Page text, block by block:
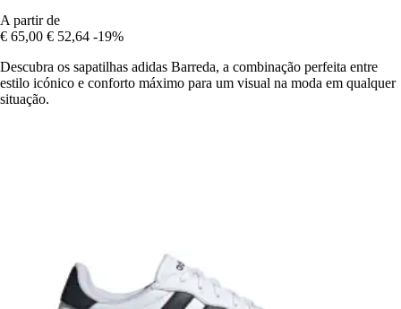
A partir de
€ 65,00 € 52,64 -19%
Descubra os sapatilhas adidas Barreda, a combinação perfeita entre
estilo icónico e conforto máximo para um visual na moda em qualquer
situação.